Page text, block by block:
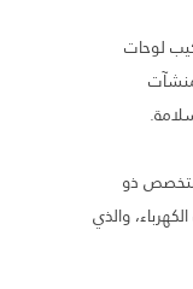
لوحات
ذو
والذي